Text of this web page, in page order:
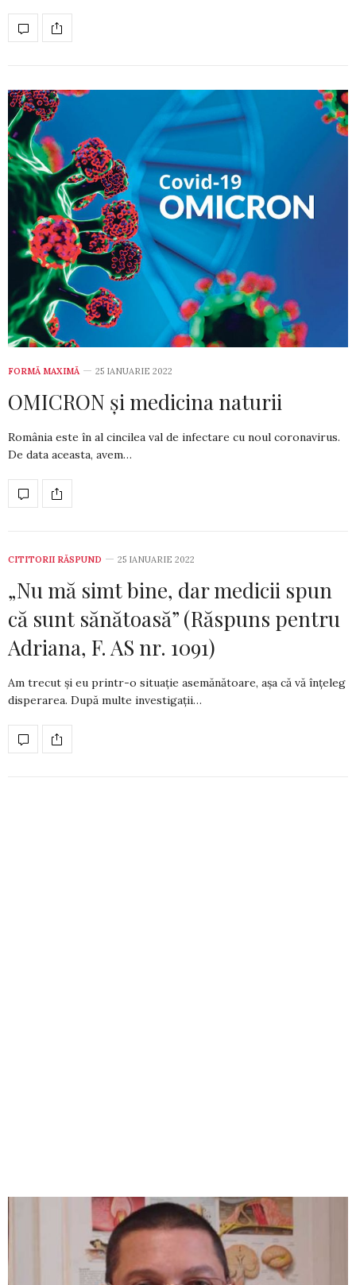
FORMĂ MAXIMĂ 25 IANUARIE 2022
OMICRON și medicina naturii
România este în al cincilea val de infec­tare cu noul coronavirus.
De data aceas­ta, avem…
CITITORII RĂSPUND 25 IANUARIE 2022
„Nu mă simt bine, dar medicii spun
că sunt sănătoasă” (Răspuns pentru
Adriana, F. AS nr. 1091)
Am trecut și eu printr-o situație asemănătoare, așa că vă înțeleg
disperarea. După multe investi­gații…